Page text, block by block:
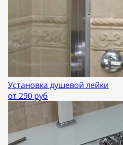
Установка душевой лейки
от 290 руб